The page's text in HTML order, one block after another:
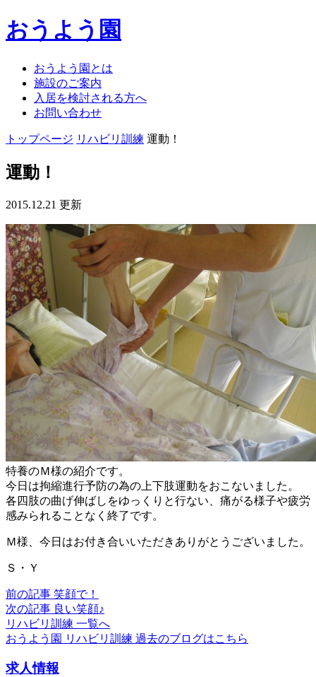
おうよう園
おうよう園とは
施設のご案内
入居を検討される方へ
お問い合わせ
トップページ リハビリ訓練 運動！
運動！
2015.12.21 更新
特養のＭ様の紹介です。
今日は拘縮進行予防の為の上下肢運動をおこないました。
各四肢の曲げ伸ばしをゆっくりと行ない、痛がる様子や疲労
感みられることなく終了です。
Ｍ様、今日はお付き合いいただきありがとうございました。
Ｓ・Ｙ
前の記事 笑顔で！
次の記事 良い笑顔♪
リハビリ訓練 一覧へ
おうよう園 リハビリ訓練 過去のブログはこちら
求人情報